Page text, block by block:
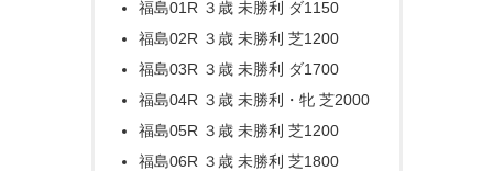
福島01R ３歳 未勝利 ダ1150
福島02R ３歳 未勝利 芝1200
福島03R ３歳 未勝利 ダ1700
福島04R ３歳 未勝利・牝 芝2000
福島05R ３歳 未勝利 芝1200
福島06R ３歳 未勝利 芝1800